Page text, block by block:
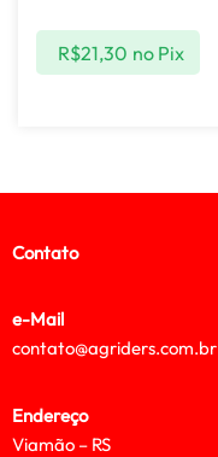
R$21,30 no Pix
Contato
e-Mail
contato@agriders.com.br
Endereço
Viamão – RS